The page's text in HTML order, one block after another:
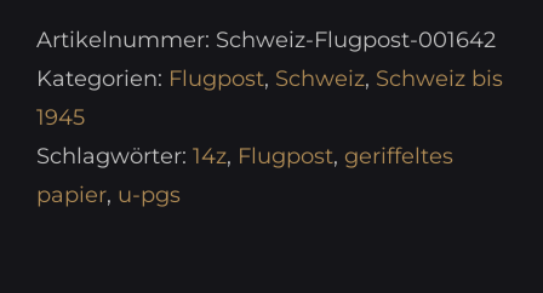
Artikelnummer: Schweiz-Flugpost-001642
Kategorien: Flugpost, Schweiz, Schweiz bis
1945
Schlagwörter: 14z, Flugpost, geriffeltes
papier, u-pgs